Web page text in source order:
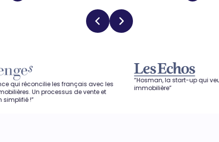
les français avec les
de vente et
“Hosman, la start-up qui veut
immobilière”